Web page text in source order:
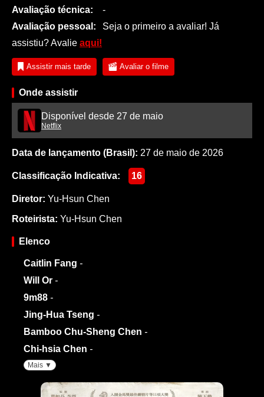
Avaliação técnica:
-
Avaliação pessoal:
Seja o primeiro a avaliar! Já
assistiu? Avalie aqui!
Assistir mais tarde Avaliar o filme
Onde assistir
Disponível desde 27 de maio
Netflix
Data de lançamento (Brasil): 27 de maio de 2026
Classificação Indicativa: 16
Diretor: Yu-Hsun Chen
Roteirista: Yu-Hsun Chen
Elenco
Caitlin Fang -
Will Or -
9m88 -
Jing-Hua Tseng -
Bamboo Chu-Sheng Chen -
Chi-hsia Chen -
Mais ▼